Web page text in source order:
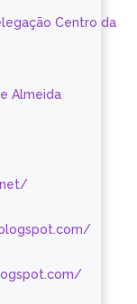
Centro da
Almeida